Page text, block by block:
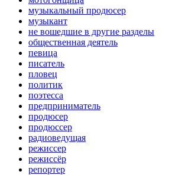
музыкальный продюсер
музыкант
не вошедшие в другие разделы
общественная деятель
певица
писатель
пловец
политик
поэтесса
предприниматель
продюсер
продюссер
радиоведущая
режиссер
режиссёр
репортер